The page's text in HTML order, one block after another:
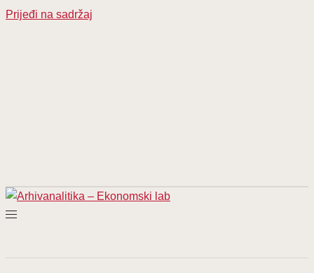
Prijeđi na sadržaj